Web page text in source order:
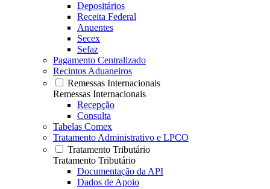
Depositários
Receita Federal
Anuentes
Secex
Sefaz
Pagamento Centralizado
Recintos Aduaneiros
Remessas Internacionais
Remessas Internacionais
Recepção
Consulta
Tabelas Comex
Tratamento Administrativo e LPCO
Tratamento Tributário
Tratamento Tributário
Documentação da API
Dados de Apoio